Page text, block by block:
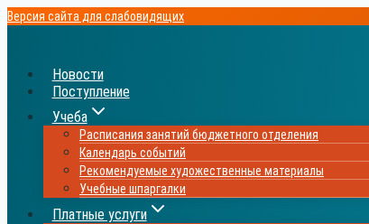
Перейти
Версия сайта для слабовидящих
Новости
Поступление
Учеба
Расписания занятий бюджетного отделения
Календарь событий
Рекомендуемые художественные материалы
Учебные шпаргалки
Платные услуги